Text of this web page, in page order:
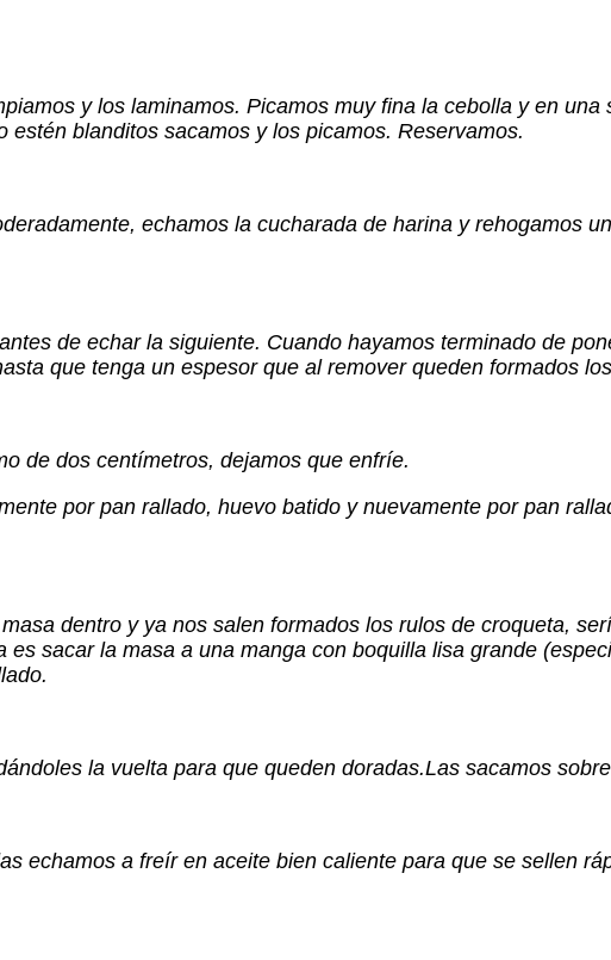
y los laminamos. Picamos muy fina la cebolla y en
blanditos sacamos y los picamos. Reservamos.
echamos la cucharada de harina y rehogamos
de echar la siguiente. Cuando hayamos terminado de
que tenga un espesor que al remover queden formados
de dos centímetros, dejamos que enfríe.
por pan rallado, huevo batido y nuevamente por pan
dentro y ya nos salen formados los rulos de croqueta,
sacar la masa a una manga con boquilla lisa grande
la vuelta para que queden doradas.Las sacamos
echamos a freír en aceite bien caliente para que se sellen